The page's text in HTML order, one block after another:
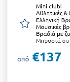
Μini club!
Αθλητικές &
Ελληνική
Μουσικές
Βραδιά με
Μπροστά
από €137